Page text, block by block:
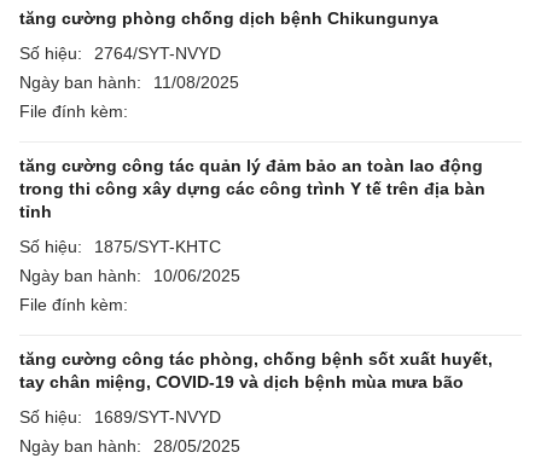
tăng cường phòng chống dịch bệnh Chikungunya
Số hiệu:
2764/SYT-NVYD
Ngày ban hành:
11/08/2025
File đính kèm:
tăng cường công tác quản lý đảm bảo an toàn lao động
trong thi công xây dựng các công trình Y tế trên địa bàn
tỉnh
Số hiệu:
1875/SYT-KHTC
Ngày ban hành:
10/06/2025
File đính kèm:
tăng cường công tác phòng, chống bệnh sốt xuất huyết,
tay chân miệng, COVID-19 và dịch bệnh mùa mưa bão
Số hiệu:
1689/SYT-NVYD
Ngày ban hành:
28/05/2025